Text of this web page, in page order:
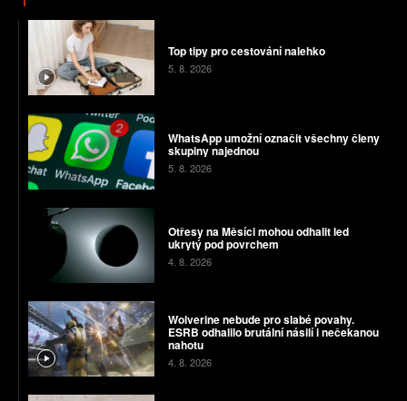
Top tipy pro cestování nalehko
5. 8. 2026
WhatsApp umožní označit všechny členy
skupiny najednou
5. 8. 2026
Otřesy na Měsíci mohou odhalit led
ukrytý pod povrchem
4. 8. 2026
Wolverine nebude pro slabé povahy.
ESRB odhalilo brutální násilí i nečekanou
nahotu
4. 8. 2026